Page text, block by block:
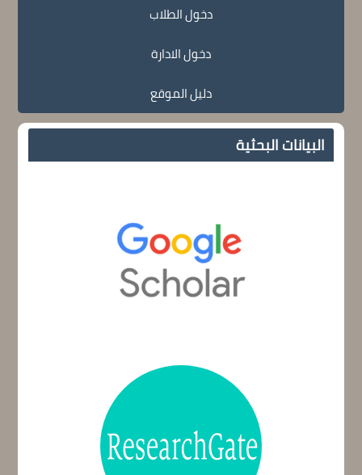
دخول الطلاب
دخول الادارة
دليل الموقع
البيانات البحثية